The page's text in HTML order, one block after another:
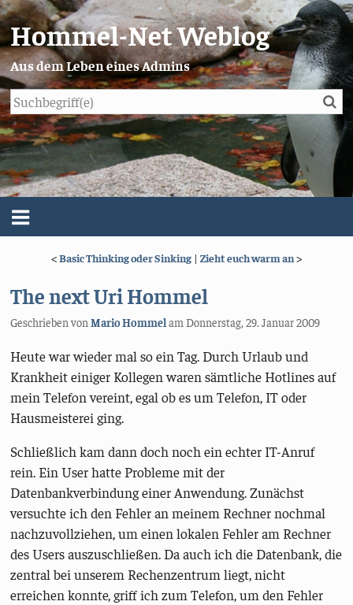
Hommel-Net Weblog
Aus dem Leben eines Admins
Menü
Impressum/Datenschutz
<Basic Thinking oder Sinking | Zieht euch warm an>
The next Uri Hommel
Geschrieben vonMario HommelamDonnerstag, 29. Januar 2009
Heute war wieder mal so ein Tag. Durch Urlaub und
Krankheit einiger Kollegen waren sämtliche Hotlines auf
mein Telefon vereint, egal ob es um Telefon, IT oder
Hausmeisterei ging.
Schließlich kam dann doch noch ein echter IT-Anruf
rein. Ein User hatte Probleme mit der
Datenbankverbindung einer Anwendung. Zunächst
versuchte ich den Fehler an meinem Rechner nochmal
nachzuvollziehen, um einen lokalen Fehler am Rechner
des Users auszuschließen. Da auch ich die Datenbank, die
zentral bei unserem Rechenzentrum liegt, nicht
erreichen konnte, griff ich zum Telefon, um den Fehler